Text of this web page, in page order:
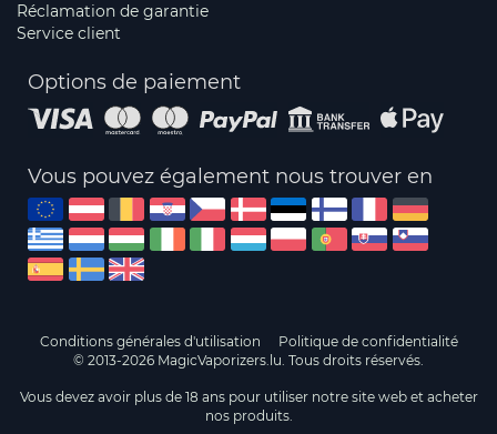
Réclamation de garantie
Service client
Options de paiement
Vous pouvez également nous trouver en
Conditions générales d'utilisation
Politique de confidentialité
© 2013-2026 MagicVaporizers.lu. Tous droits réservés.
Vous devez avoir plus de 18 ans pour utiliser notre site web et acheter
nos produits.